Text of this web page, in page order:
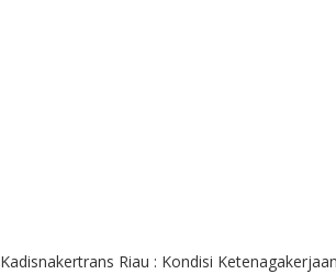
Kadisnakertrans Riau : Kondisi